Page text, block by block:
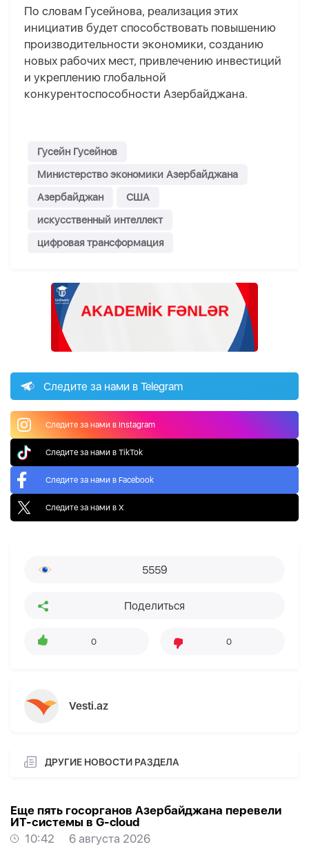
По словам Гусейнова, реализация этих
инициатив будет способствовать повышению
производительности экономики, созданию
новых рабочих мест, привлечению инвестиций
и укреплению глобальной
конкурентоспособности Азербайджана.
Гусейн Гусейнов
Министерство экономики Азербайджана
Азербайджан
США
искусственный интеллект
цифровая трансформация
Следите за нами в Telegram
Следите за нами в Instagram
Следите за нами в TikTok
Следите за нами в Facebook
Следите за нами в X
5559
Поделиться
0 0
Vesti.az
ДРУГИЕ НОВОСТИ РАЗДЕЛА
Еще пять госорганов Азербайджана перевели
ИТ-системы в G-cloud
10:42
6 августа 2026